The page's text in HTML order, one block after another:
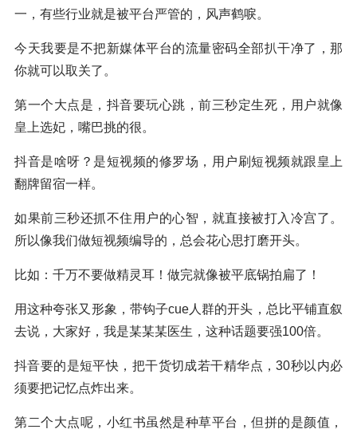
一，有些行业就是被平台严管的，风声鹤唳。
今天我要是不把新媒体平台的流量密码全部扒干净了，那
你就可以取关了。
第一个大点是，抖音要玩心跳，前三秒定生死，用户就像
皇上选妃，嘴巴挑的很。
抖音是啥呀？是短视频的修罗场，用户刷短视频就跟皇上
翻牌留宿一样。
如果前三秒还抓不住用户的心智，就直接被打入冷宫了。
所以像我们做短视频编导的，总会花心思打磨开头。
比如：千万不要做精灵耳！做完就像被平底锅拍扁了！
用这种夸张又形象，带钩子cue人群的开头，总比平铺直叙
去说，大家好，我是某某某医生，这种话题要强100倍。
抖音要的是短平快，把干货切成若干精华点，30秒以内必
须要把记忆点炸出来。
第二个大点呢，小红书虽然是种草平台，但拼的是颜值，